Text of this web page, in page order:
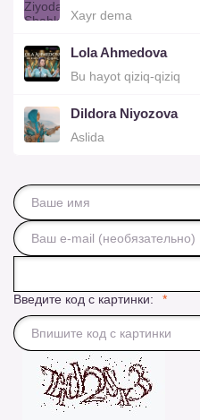
Xayr dema
Lola Ahmedova
Bu hayot qiziq-qiziq
Dildora Niyozova
Aslida
Введите код с картинки: